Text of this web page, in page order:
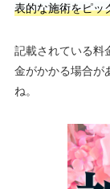
表的な施術をピッ
記載されている料
金がかかる場合が
ね。